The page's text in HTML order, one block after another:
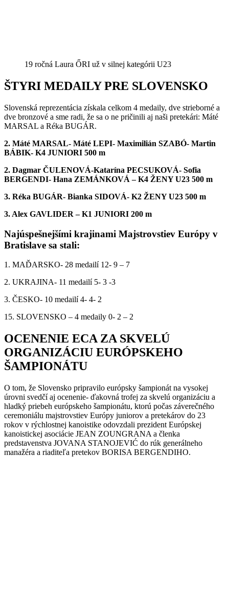
19 ročná Laura ŐRI už v silnej kategórii U23
ŠTYRI MEDAILY PRE SLOVENSKO
Slovenská reprezentácia získala celkom 4 medaily, dve strieborné a
dve bronzové a sme radi, že sa o ne pričinili aj naši pretekári: Máté
MARSAL a Réka BUGÁR.
2. Máté MARSAL- Máté LEPI- Maximilián SZABÓ- Martin
BÁBIK- K4 JUNIORI 500 m
2. Dagmar ČULENOVÁ-Katarína PECSUKOVÁ- Sofia
BERGENDI- Hana ZEMÁNKOVÁ – K4 ŽENYU23 500 m
3. Réka BUGÁR- Bianka SIDOVÁ- K2 ŽENY U23 500 m
3. Alex GAVLIDER – K1 JUNIORI 200 m
Najúspešnejšími krajinami Majstrovstiev Európy v
Bratislave sa stali:
1. MAĎARSKO- 28 medailí 12- 9 – 7
2. UKRAJINA- 11 medailí 5- 3 -3
3. ČESKO- 10 medailí 4- 4- 2
15. SLOVENSKO – 4 medaily 0- 2 – 2
OCENENIE ECA ZA SKVELÚ
ORGANIZÁCIU EURÓPSKEHO
ŠAMPIONÁTU
O tom, že Slovensko pripravilo európsky šampionát na vysokej
úrovni svedčí aj ocenenie- ďakovná trofej za skvelú organizáciu a
hladký priebeh európskeho šampionátu, ktorú počas záverečného
ceremoniálu majstrovstiev Európy juniorov a pretekárov do 23
rokov v rýchlostnej kanoistike odovzdali prezident Európskej
kanoistickej asociácie JEAN ZOUNGRANA a členka
predstavenstva JOVANA STANOJEVIĆ do rúk generálneho
manažéra a riaditeľa pretekov BORISA BERGENDIHO.